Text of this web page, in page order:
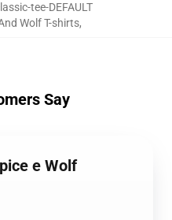
tee-DEFAULT
Wolf T-shirts,
Say
e Wolf